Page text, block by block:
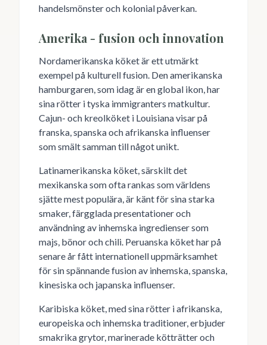
handelsmönster och kolonial påverkan.
Amerika - fusion och innovation
Nordamerikanska köket är ett utmärkt
exempel på kulturell fusion. Den amerikanska
hamburgaren, som idag är en global ikon, har
sina rötter i tyska immigranters matkultur.
Cajun- och kreolköket i Louisiana visar på
franska, spanska och afrikanska influenser
som smält samman till något unikt.
Latinamerikanska köket, särskilt det
mexikanska som ofta rankas som världens
sjätte mest populära, är känt för sina starka
smaker, färgglada presentationer och
användning av inhemska ingredienser som
majs, bönor och chili. Peruanska köket har på
senare år fått internationell uppmärksamhet
för sin spännande fusion av inhemska, spanska,
kinesiska och japanska influenser.
Karibiska köket, med sina rötter i afrikanska,
europeiska och inhemska traditioner, erbjuder
smakrika grytor, marinerade kötträtter och